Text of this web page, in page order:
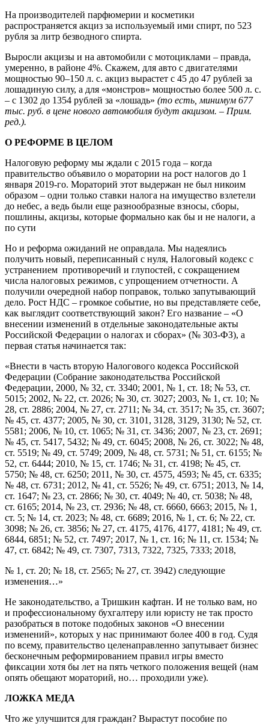
На производителей парфюмерии и косметики
распространяется акциз за используемый ими спирт, по 523
рубля за литр безводного спирта.
Выросли акцизы и на автомобили с мотоциклами – правда,
умеренно, в районе 4%. Скажем, для авто с двигателями
мощностью 90–150 л. с. акциз вырастет с 45 до 47 рублей за
лошадиную силу, а для «монстров» мощностью более 500 л. с.
– с 1302 до 1354 рублей за «лошадь» (то есть, минимум 677
тыс. руб. в цене нового автомобиля будут акцизом. – Прим.
ред.).
О РЕФОРМЕ В ЦЕЛОМ
Налоговую реформу мы ждали с 2015 года – когда
правительство объявило о моратории на рост налогов до 1
января 2019-го. Мораторий этот выдержан не был никоим
образом – одни только ставки налога на имущество взлетели
до небес, а ведь были еще разнообразные взносы, сборы,
пошлины, акцизы, которые формально как бы и не налоги, а
по сути
Но и реформа ожиданий не оправдала. Мы надеялись
получить новый, переписанный с нуля, Налоговый кодекс с
устранением противоречий и глупостей, с сокращением
числа налоговых режимов, с упрощением отчетности. А
получили очередной набор поправок, только запутывающий
дело. Рост НДС – громкое событие, но вы представляете себе,
как выглядит соответствующий закон? Его название – «О
внесении изменений в отдельные законодательные акты
Российской Федерации о налогах и сборах» (№ 303-ФЗ), а
первая статья начинается так:
«Внести в часть вторую Налогового кодекса Российской
Федерации (Собрание законодательства Российской
Федерации, 2000, № 32, ст. 3340; 2001, № 1, ст. 18; № 53, ст.
5015; 2002, № 22, ст. 2026; № 30, ст. 3027; 2003, № 1, ст. 10; №
28, ст. 2886; 2004, № 27, ст. 2711; № 34, ст. 3517; № 35, ст. 3607;
№ 45, ст. 4377; 2005, № 30, ст. 3101, 3128, 3129, 3130; № 52, ст.
5581; 2006, № 10, ст. 1065; № 31, ст. 3436; 2007, № 23, ст. 2691;
№ 45, ст. 5417, 5432; № 49, ст. 6045; 2008, № 26, ст. 3022; № 48,
ст. 5519; № 49, ст. 5749; 2009, № 48, ст. 5731; № 51, ст. 6155; №
52, ст. 6444; 2010, № 15, ст. 1746; № 31, ст. 4198; № 45, ст.
5750; № 48, ст. 6250; 2011, № 30, ст. 4575, 4593; № 45, ст. 6335;
№ 48, ст. 6731; 2012, № 41, ст. 5526; № 49, ст. 6751; 2013, № 14,
ст. 1647; № 23, ст. 2866; № 30, ст. 4049; № 40, ст. 5038; № 48,
ст. 6165; 2014, № 23, ст. 2936; № 48, ст. 6660, 6663; 2015, № 1,
ст. 5; № 14, ст. 2023; № 48, ст. 6689; 2016, № 1, ст. 6; № 22, ст.
3098; № 26, ст. 3856; № 27, ст. 4175, 4176, 4177, 4181; № 49, ст.
6844, 6851; № 52, ст. 7497; 2017, № 1, ст. 16; № 11, ст. 1534; №
47, ст. 6842; № 49, ст. 7307, 7313, 7322, 7325, 7333; 2018,
№ 1, ст. 20; № 18, ст. 2565; № 27, ст. 3942) следующие
изменения…»
Не законодательство, а Тришкин кафтан. И не только вам, но
и профессиональному бухгалтеру или юристу не так просто
разобраться в потоке подобных законов «О внесении
изменений», которых у нас принимают более 400 в год. Судя
по всему, правительство целенаправленно запутывает бизнес
бесконечным реформированием правил игры вместо
фиксации хотя бы лет на пять четкого положения вещей (нам
опять обещают мораторий, но… проходили уже).
ЛОЖКА МЕДА
Что же улучшится для граждан? Вырастут пособие по